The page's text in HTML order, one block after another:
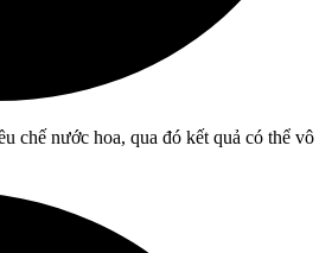
chế nước hoa, qua đó kết quả có thể vô